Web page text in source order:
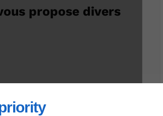
propose divers